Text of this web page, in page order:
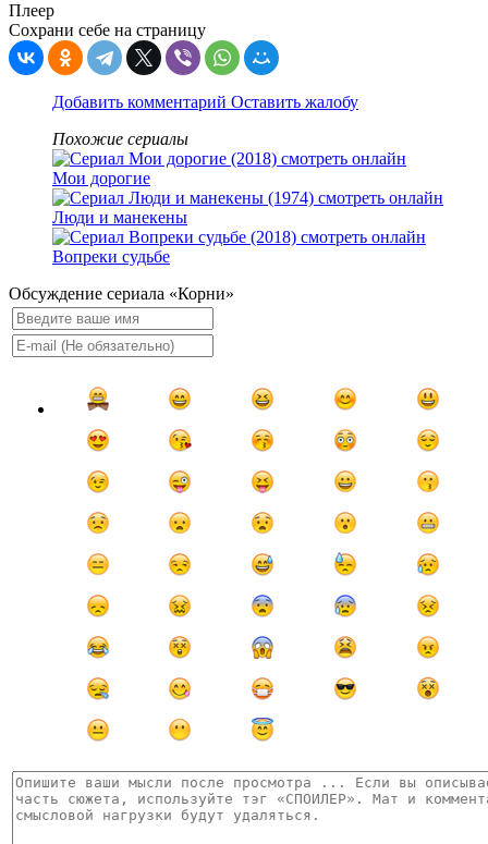
Плеер
Сохрани себе на страницу
Добавить комментарий Оставить жалобу
Похожие сериалы
Мои дорогие
Люди и манекены
Вопреки судьбе
Обсуждение сериала «Корни»